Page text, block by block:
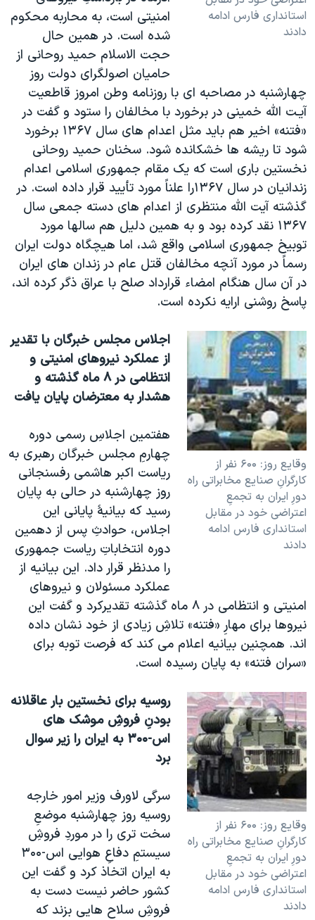
استانداری فارس ادامه
دادند
امنيتی است، به محاربه محکوم
شده است. در همين حال
حجت الاسلام حميد روحانی از
حاميان اصولگرای دولت روز
چهارشنبه در مصاحبه ای با روزنامه وطن امروز قاطعيت
آيـت الله خمينی در برخورد با مخالفان را ستود و گفت در
«فتنه» اخير هم بايد مثل اعدام های سال ۱۳۶۷ برخورد
شود تا ريشه ها خشکانده شود. سخنان حميد روحانی
نخستين باری است که يک مقام جمهوری اسلامی اعدام
زندانيان در سال ۱۳۶۷را علناً مورد تأييد قرار داده است. در
گذشته آيت الله منتظری از اعدام های دسته جمعی سال
۱۳۶۷ نقد کرده بود و به همين دليل هم سالها مورد
توبيخ جمهوری اسلامی واقع شد، اما هيچگاه دولت ايران
رسماً در مورد آنچه مخالفان قتل عام در زندان های ايران
در آن سال هنگام امضاء قرارداد صلح با عراق ذگر کرده اند،
پاسخ روشنی ارايه نکرده است.
وقايع روز: ۶۰۰ نفر از
کارگرانِ صنايع مخابراتی راه
دورِ ايران به تجمعِ
اعتراضی خود در مقابل
استانداری فارس ادامه
دادند
اجلاس مجلس خبرگان با تقدير
از عملکرد نيروهای امنيتی و
انتظامی در ۸ ماه گذشته و
هشدار به معترضان پايان يافت
هفتمين اجلاسِ رسمی دوره
چهارمِ مجلس خبرگان رهبری به
رياست اکبر هاشمی رفسنجانی
روز چهارشنبه در حالی به پايان
رسيد که بيانيۀ پايانی اين
اجلاس، حوادثِ پس از دهمين
دوره انتخاباتِ رياست جمهوری
را مدنظر قرار داد. اين بيانيه از
عملکرد مسئولان و نيروهای
امنيتی و انتظامی در ۸ ماه گذشته تقديرکرد و گفت اين
نيروها برای مهارِ «فتنه» تلاشِ زيادی از خود نشان داده
اند. همچنين بيانيه اعلام می کند که فرصت توبه برای
«سران فتنه» به پايان رسيده است.
وقايع روز: ۶۰۰ نفر از
کارگرانِ صنايع مخابراتی راه
دورِ ايران به تجمعِ
اعتراضی خود در مقابل
استانداری فارس ادامه
دادند
روسيه برای نخستين بار عاقلانه
بودنِ فروشِ موشک های
اس-۳۰۰ به ايران را زير سوال
برد
سرگی لاورف وزير امور خارجه
روسيه روز چهارشنبه موضعِ
سخت تری را در موردِ فروشِ
سيستمِ دفاعِ هوايی اس-۳۰۰
به ايران اتخاذ کرد و گفت اين
کشور حاضر نيست دست به
فروشِ سلاح هايی بزند که